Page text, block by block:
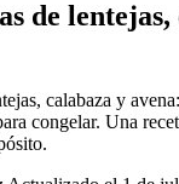
de lentejas,
calabaza y
congelar. Una